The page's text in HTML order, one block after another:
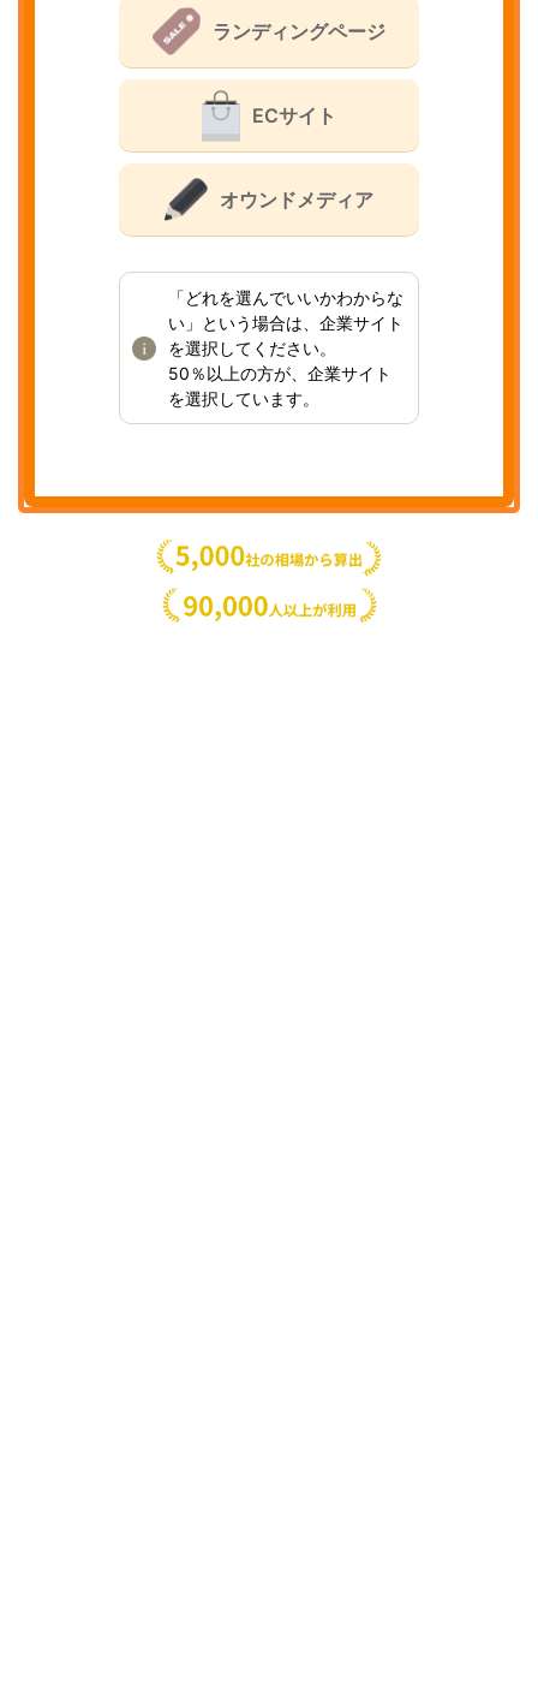
ランディングページ
ECサイト
オウンドメディア
「どれを選んでいいかわからな
い」という場合は、企業サイト
を選択してください。
50％以上の方が、企業サイト
を選択しています。